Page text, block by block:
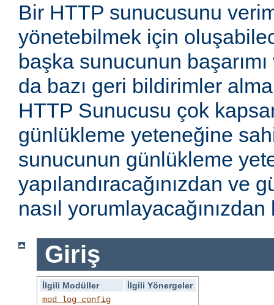
Bir HTTP sunucusunu
yönetebilmek için
başka sunucunun
da bazı geri bildirimler
HTTP Sunucusu çok
günlükleme yeteneğine
sunucunun günlükleme
yapılandıracağınızdan ve
nasıl
Giriş
İlgili Modüller
İlgili Yönergeler
mod_log_config